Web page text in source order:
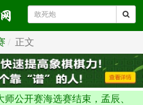
正文
公开赛海选赛结束，孟辰、